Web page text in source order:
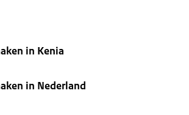
in Kenia
in Nederland